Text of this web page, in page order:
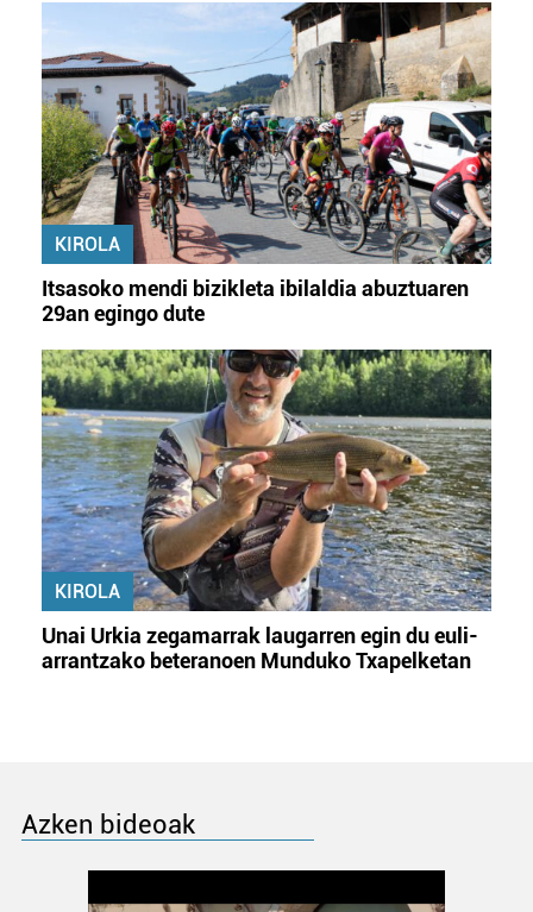
KIROLA
Itsasoko mendi bizikleta ibilaldia abuztuaren
29an egingo dute
KIROLA
Unai Urkia zegamarrak laugarren egin du euli-
arrantzako beteranoen Munduko Txapelketan
Azken bideoak